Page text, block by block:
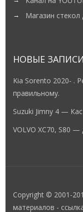
Магазин стекол
НОВЫЕ ЗАПИСИ
Kia Sorento 2020- .
правильному.
Suzuki Jimny 4 —
VOLVO XC70, S80
Copyright © 2001-
материалов -